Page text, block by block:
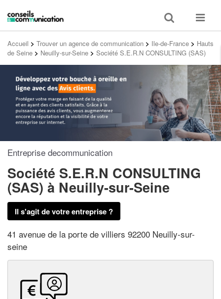
Toggle
search
Toggle
Accueil > Trouver un agence de communication > Ile-de-France > Hauts
de Seine > Neuilly-sur-Seine > Société S.E.R.N CONSULTING (SAS)
Entreprise decommunication
Société S.E.R.N CONSULTING
(SAS) à Neuilly-sur-Seine
Il s'agit de votre entreprise ?
41 avenue de la porte de villiers 92200 Neuilly-sur-
seine